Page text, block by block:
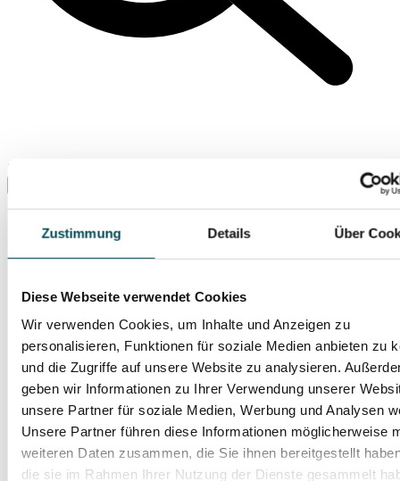
Zustimmung Details Über
Diese Webseite verwendet Cookies
Wir verwenden Cookies, um Inhalte und Anzeigen zu
personalisieren, Funktionen für soziale Medien anbieten zu
und die Zugriffe auf unsere Website zu analysieren.
geben wir Informationen zu Ihrer Verwendung unserer
unsere Partner für soziale Medien, Werbung und Analysen
Unsere Partner führen diese Informationen möglicherweise
weiteren Daten zusammen, die Sie ihnen bereitgestellt
die sie im Rahmen Ihrer Nutzung der Dienste gesammelt
Suche ...